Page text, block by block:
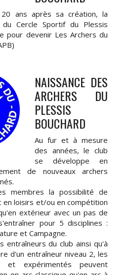
ans après sa création, la
Cercle Sportif du Plessis
pour devenir Les Archers du
NAISSANCE DES
ARCHERS DU
PLESSIS
BOUCHARD
Au fur et à mesure
des années, le club
se développe en
de nouveaux archers
membres la possibilité de
en loisirs et/ou en compétition
extérieur avec un pas de
pour 5 disciplines :
et Campagne.
entraîneurs du club ainsi qu'à
d'un entraîneur niveau 2, les
et expérimentés peuvent